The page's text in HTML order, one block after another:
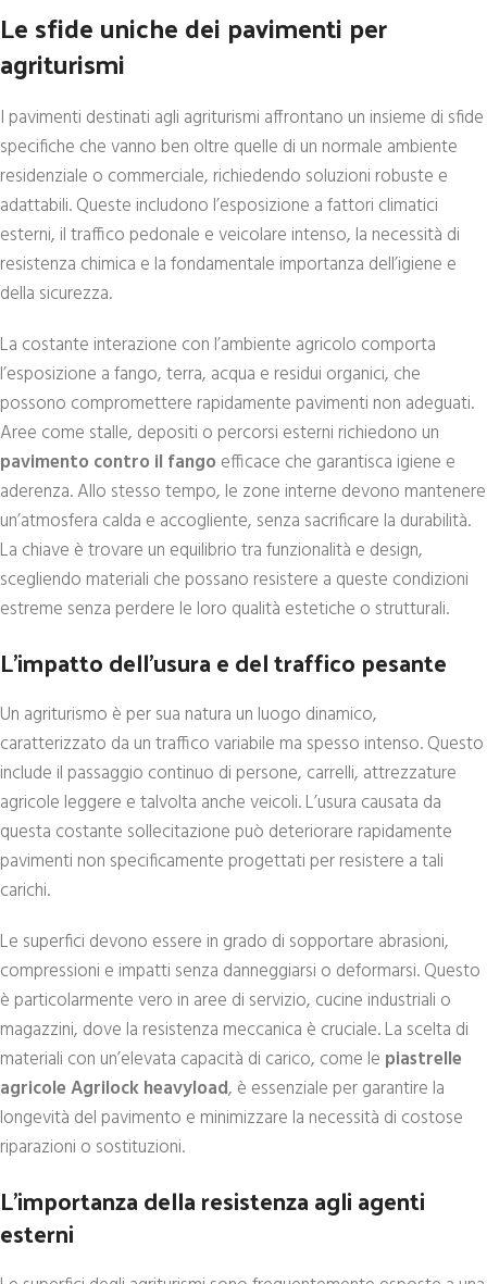
Le sfide uniche dei pavimenti per
agriturismi
I pavimenti destinati agli agriturismi affrontano un insieme di sfide
specifiche che vanno ben oltre quelle di un normale ambiente
residenziale o commerciale, richiedendo soluzioni robuste e
adattabili. Queste includono l’esposizione a fattori climatici
esterni, il traffico pedonale e veicolare intenso, la necessità di
resistenza chimica e la fondamentale importanza dell’igiene e
della sicurezza.
La costante interazione con l’ambiente agricolo comporta
l’esposizione a fango, terra, acqua e residui organici, che
possono compromettere rapidamente pavimenti non adeguati.
Aree come stalle, depositi o percorsi esterni richiedono un
pavimento contro il fango efficace che garantisca igiene e
aderenza. Allo stesso tempo, le zone interne devono mantenere
un’atmosfera calda e accogliente, senza sacrificare la durabilità.
La chiave è trovare un equilibrio tra funzionalità e design,
scegliendo materiali che possano resistere a queste condizioni
estreme senza perdere le loro qualità estetiche o strutturali.
L’impatto dell’usura e del traffico pesante
Un agriturismo è per sua natura un luogo dinamico,
caratterizzato da un traffico variabile ma spesso intenso. Questo
include il passaggio continuo di persone, carrelli, attrezzature
agricole leggere e talvolta anche veicoli. L’usura causata da
questa costante sollecitazione può deteriorare rapidamente
pavimenti non specificamente progettati per resistere a tali
carichi.
Le superfici devono essere in grado di sopportare abrasioni,
compressioni e impatti senza danneggiarsi o deformarsi. Questo
è particolarmente vero in aree di servizio, cucine industriali o
magazzini, dove la resistenza meccanica è cruciale. La scelta di
materiali con un’elevata capacità di carico, come le piastrelle
agricole Agrilock heavyload, è essenziale per garantire la
longevità del pavimento e minimizzare la necessità di costose
riparazioni o sostituzioni.
L’importanza della resistenza agli agenti
esterni